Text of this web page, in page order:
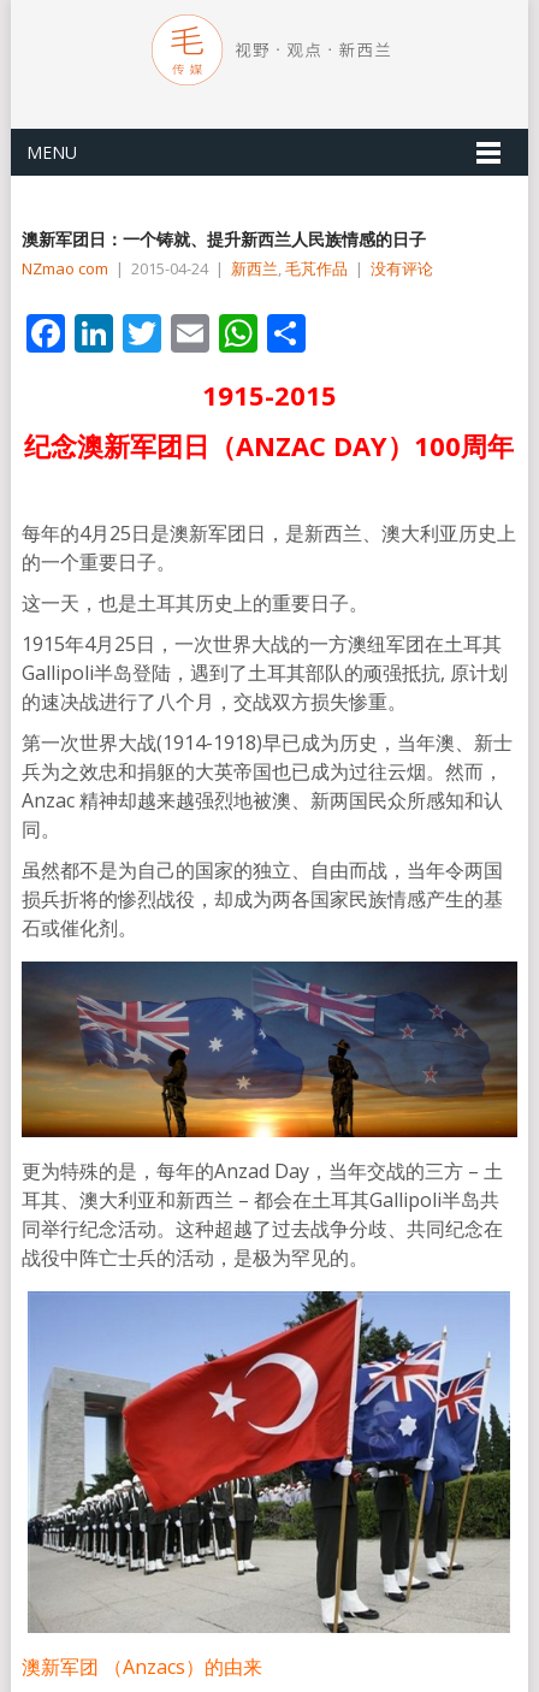
MENU
澳新军团日：一个铸就、提升新西兰人民族情感的日子
NZmao com | 2015-04-24 | 新西兰,毛芃作品 | 没有评论
Facebook
LinkedIn
Twitter
EmailWhatsApp
分
1915-2015
纪念澳新军团日（ANZAC DAY）100周年
每年的4月25日是澳新军团日，是新西兰、澳大利亚历史上
的一个重要日子。
这一天，也是土耳其历史上的重要日子。
1915年4月25日，一次世界大战的一方澳纽军团在土耳其
Gallipoli半岛登陆，遇到了土耳其部队的顽强抵抗, 原计划
的速决战进行了八个月，交战双方损失惨重。
第一次世界大战(1914-1918)早已成为历史，当年澳、新士
兵为之效忠和捐躯的大英帝国也已成为过往云烟。然而，
Anzac 精神却越来越强烈地被澳、新两国民众所感知和认
同。
虽然都不是为自己的国家的独立、自由而战，当年令两国
损兵折将的惨烈战役，却成为两各国家民族情感产生的基
石或催化剂。
更为特殊的是，每年的Anzad Day，当年交战的三方 – 土
耳其、澳大利亚和新西兰 – 都会在土耳其Gallipoli半岛共
同举行纪念活动。这种超越了过去战争分歧、共同纪念在
战役中阵亡士兵的活动，是极为罕见的。
澳新军团 （Anzacs）的由来